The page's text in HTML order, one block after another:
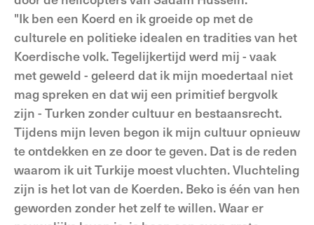
"Ik ben een Koerd en ik groeide op met de
culturele en politieke idealen en tradities van het
Koerdische volk. Tegelijkertijd werd mij - vaak
met geweld - geleerd dat ik mijn moedertaal niet
mag spreken en dat wij een primitief bergvolk
zijn - Turken zonder cultuur en bestaansrecht.
Tijdens mijn leven begon ik mijn cultuur opnieuw
te ontdekken en ze door te geven. Dat is de reden
waarom ik uit Turkije moest vluchten. Vluchteling
zijn is het lot van de Koerden. Beko is één van hen
geworden zonder het zelf te willen. Waar er